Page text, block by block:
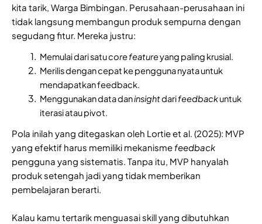
kita tarik, Warga Bimbingan. Perusahaan-perusahaan ini
tidak langsung membangun produk sempurna dengan
segudang fitur. Mereka justru:
Memulai dari satucorefeatureyang paling krusial.
Merilis dengan cepat ke pengguna nyata untuk
mendapatkan feedback.
Menggunakan data daninsightdarifeedbackuntuk
iterasi atau pivot.
Pola inilah yang ditegaskan oleh Lortie et al. (2025): MVP
yang efektif harus memiliki mekanismefeedback
pengguna yang sistematis. Tanpa itu, MVP hanyalah
produk setengah jadi yang tidak memberikan
pembelajaran berarti.
Kalau kamu tertarik menguasai skill yang dibutuhkan